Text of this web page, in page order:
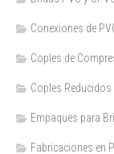
Conexiones de
Coples de
Coples
Empaques para
Fabricaciones en